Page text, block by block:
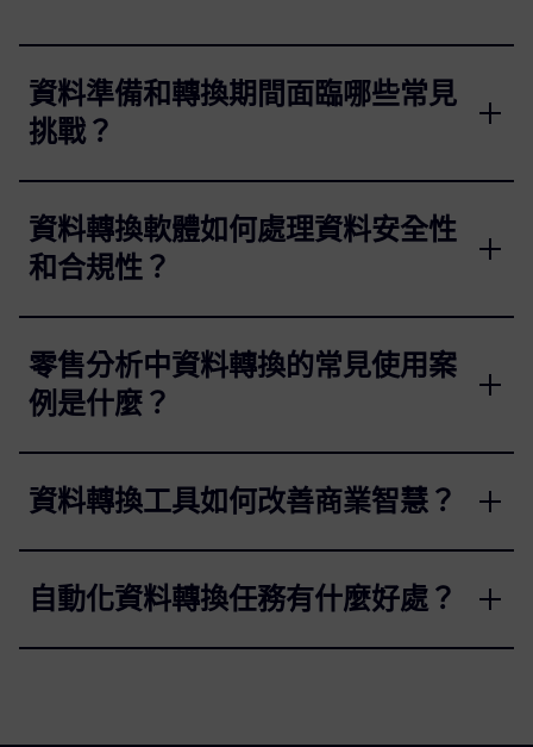
資料準備和轉換期間面臨哪些常見
挑戰？
資料轉換軟體如何處理資料安全性
和合規性？
零售分析中資料轉換的常見使用案
例是什麼？
資料轉換工具如何改善商業智慧？
自動化資料轉換任務有什麼好處？